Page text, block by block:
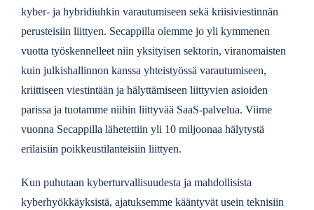
kyber- ja hybridiuhkin varautumiseen sekä kriisiviestinnän
perusteisiin liittyen. Secappilla olemme jo yli kymmenen
vuotta työskennelleet niin yksityisen sektorin, viranomaisten
kuin julkishallinnon kanssa yhteistyössä varautumiseen,
kriittiseen viestintään ja hälyttämiseen liittyvien asioiden
parissa ja tuotamme niihin liittyvää SaaS-palvelua. Viime
vuonna Secappilla lähetettiin yli 10 miljoonaa hälytystä
erilaisiin poikkeustilanteisiin liittyen.
Kun puhutaan kyberturvallisuudesta ja mahdollisista
kyberhyökkäyksistä, ajatuksemme kääntyvät usein teknisiin